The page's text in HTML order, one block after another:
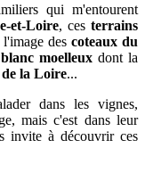
qui m'entourent
et-Loire, ces terrains
l'image descoteaux du
moelleuxdont la
de la Loire...
dans les vignes,
mais c'est dans leur
invite à découvrir ces